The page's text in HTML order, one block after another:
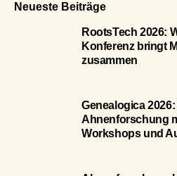
Neueste Beiträge
RootsTech 2026:
Konferenz bringt
zusammen
Genealogica
Ahnenforschung
Workshops und